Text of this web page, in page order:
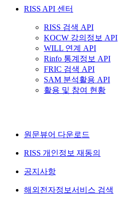
RISS API 센터
RISS 검색 API
KOCW 강의정보 API
WILL 연계 API
Rinfo 통계정보 API
FRIC 검색 API
SAM 분석활용 API
활용 및 참여 현황
원문뷰어 다운로드
RISS 개인정보 재동의
공지사항
해외전자정보서비스 검색